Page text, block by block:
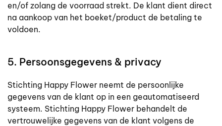
en/of zolang de voorraad strekt. De klant dient direct
na aankoop van het boeket/product de betaling te
voldoen.
5. Persoonsgegevens & privacy
Stichting Happy Flower neemt de persoonlijke
gegevens van de klant op in een geautomatiseerd
systeem. Stichting Happy Flower behandelt de
vertrouwelijke gegevens van de klant volgens de